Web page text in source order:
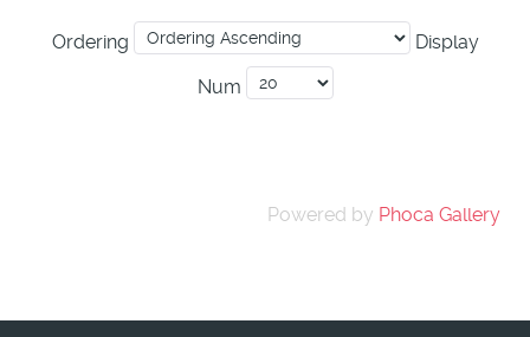
Ordering
Display
Num
Powered by Phoca Gallery